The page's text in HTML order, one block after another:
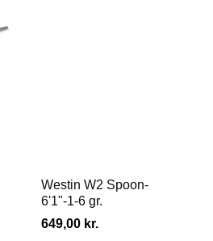
Westin W2 Spoon-
6'1"-1-6 gr.
649,00 kr.